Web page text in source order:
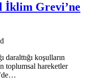
İklim Grevi’ne
daralttığı koşulların
toplumsal hareketler